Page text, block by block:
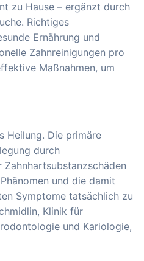
zu Hause – ergänzt durch
Richtiges
Ernährung und
Zahnreinigungen pro
Maßnahmen, um
Heilung. Die primäre
durch
und die damit
Symptome tatsächlich zu
Klinik für
und Kariologie,